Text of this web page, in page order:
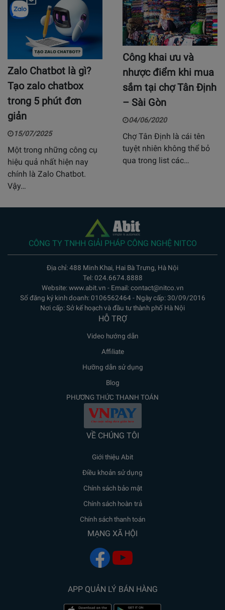
Zalo Chatbot là gì?
Tạo zalo chatbox
trong 5 phút đơn
giản
15/07/2025
Một trong những công cụ
hiệu quả nhất hiện nay
chính là Zalo Chatbot.
Vậy…
Công khai ưu và
nhược điểm khi mua
sắm tại chợ Tân Định
– Sài Gòn
04/06/2020
Chợ Tân Định là cái tên
tuyệt nhiên không thể bỏ
qua trong list các…
CÔNG TY TNHH GIẢI PHÁP CÔNG NGHỆ NITCO
Địa chỉ: 488 Minh Khai, Hai Bà Trưng, Hà Nội
Tel: 024.6674.8888
Website: www.abit.vn - Email: contact@nitco.vn
Số đăng ký kinh doanh: 0106562464 - Ngày cấp: 30/09/2016
Nơi cấp: Sở kế hoạch và đầu tư thành phố Hà Nội
HỖ TRỢ
Video hướng dẫn
Affiliate
Hưỡng dẫn sử dụng
Blog
PHƯƠNG THỨC THANH TOÁN
VỀ CHÚNG TÔI
Giới thiệu Abit
Điều khoản sử dụng
Chính sách bảo mật
Chính sách hoàn trả
Chính sách thanh toán
MẠNG XÃ HỘI
APP QUẢN LÝ BÁN HÀNG